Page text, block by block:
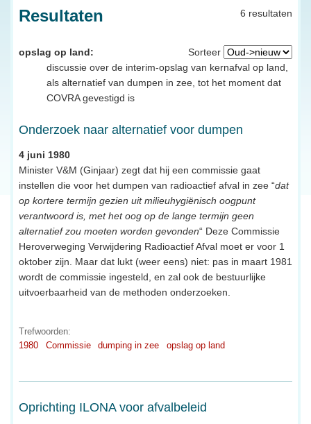
6 resultaten
Resultaten
Sorteer
opslag op land:
discussie over de interim-opslag van kernafval op land,
als alternatief van dumpen in zee, tot het moment dat
COVRA gevestigd is
Onderzoek naar alternatief voor dumpen
4 juni 1980
Minister V&M (Ginjaar) zegt dat hij een commissie gaat
instellen die voor het dumpen van radioactief afval in zee “dat
op kortere termijn gezien uit milieuhygiënisch oogpunt
verantwoord is, met het oog op de lange termijn geen
alternatief zou moeten worden gevonden“ Deze Commissie
Heroverweging Verwijdering Radioactief Afval moet er voor 1
oktober zijn. Maar dat lukt (weer eens) niet: pas in maart 1981
wordt de commissie ingesteld, en zal ook de bestuurlijke
uitvoerbaarheid van de methoden onderzoeken.
Trefwoorden:
1980
Commissie dumping in zee opslag op land
Oprichting ILONA voor afvalbeleid